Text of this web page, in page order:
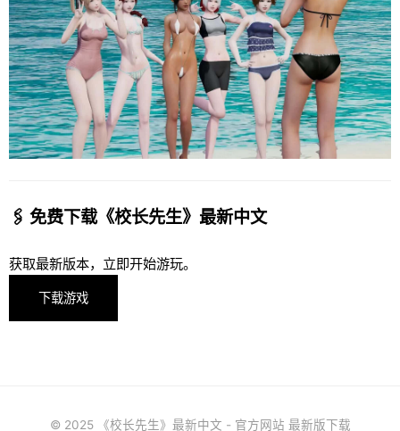
🖇️ 免费下载《校长先生》最新中文
获取最新版本，立即开始游玩。
下载游戏
© 2025 《校长先生》最新中文 - 官方网站 最新版下载